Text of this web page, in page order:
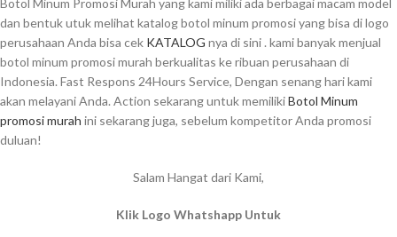
Botol Minum Promosi Murah yang kami miliki ada berbagai macam model
dan bentuk utuk melihat katalog botol minum promosi yang bisa di logo
perusahaan Anda bisa cek KATALOG nya di sini . kami banyak menjual
botol minum promosi murah berkualitas ke ribuan perusahaan di
Indonesia. Fast Respons 24Hours Service, Dengan senang hari kami
akan melayani Anda. Action sekarang untuk memilikiBotol Minum
promosi murah ini sekarang juga, sebelum kompetitor Anda promosi
duluan!
Salam Hangat dari Kami,
Klik Logo Whatshapp Untuk